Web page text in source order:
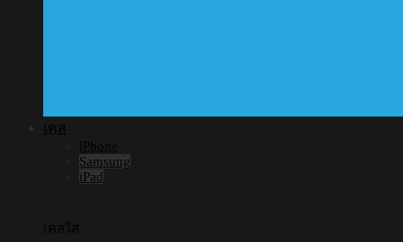
เคส
iPhone
Samsung
iPad
เคสใส